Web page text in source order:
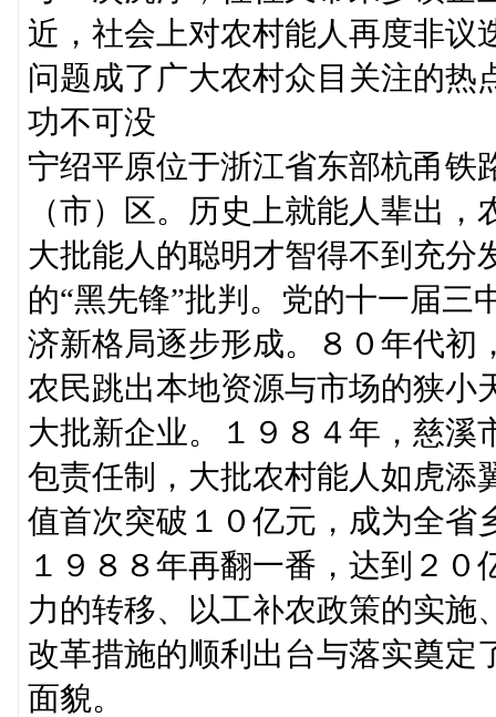
近，社会上对农村能人再度非议
问题成了广大农村众目关注的热
功不可没
宁绍平原位于浙江省东部杭甬铁
（市）区。历史上就能人辈出
大批能人的聪明才智得不到充分
的“黑先锋”批判。党的十一届三
济新格局逐步形成。８０年代初
农民跳出本地资源与市场的狭小
大批新企业。１９８４年，慈溪
包责任制，大批农村能人如虎添
值首次突破１０亿元，成为全省
１９８８年再翻一番，达到２
力的转移、以工补农政策的实施
改革措施的顺利出台与落实奠定
面貌。